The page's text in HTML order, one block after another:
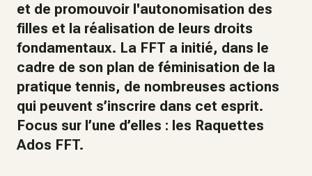
et de promouvoir l'autonomisation des
filles et la réalisation de leurs droits
fondamentaux. La FFT a initié, dans le
cadre de son plan de féminisation de la
pratique tennis, de nombreuses actions
qui peuvent s’inscrire dans cet esprit.
Focus sur l’une d’elles : les Raquettes
Ados FFT.